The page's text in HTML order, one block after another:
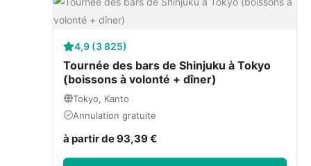
4,9 (3 825)
Tournée des bars de Shinjuku à Tokyo
(boissons à volonté + dîner)
Tokyo, Kanto
Annulation gratuite
à partir de 93,39 €